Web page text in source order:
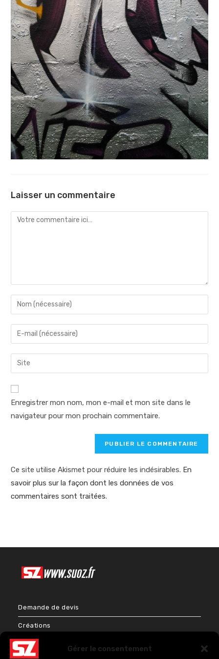
Gérer le consentement
Laisser un commentaire
Comment
Enter
your
name
to
comment
Enter
your
email
address
comment
Saisir
l’URL
de
(facultatif)
Enregistrer mon nom, mon e-mail et mon site dans le
navigateur pour mon prochain commentaire.
Ce site utilise Akismet pour réduire les indésirables. En
savoir plus sur la façon dont les données de vos
commentaires sont traitées.
Demande de devis
Créations
Bien-être & Couleurs